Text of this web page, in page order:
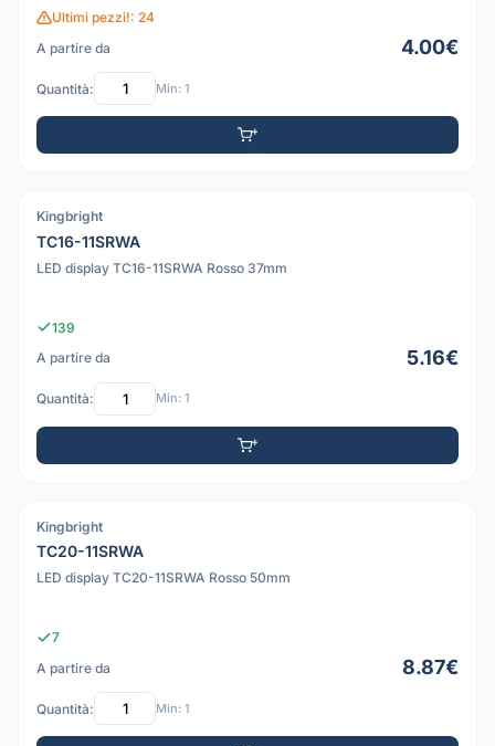
Ultimi pezzi!: 24
A partire da
4.00€
Quantità: Min: 1
PDF
Kingbright
TC16-11SRWA
LED display TC16-11SRWA Rosso 37mm
139
A partire da
5.16€
Quantità: Min: 1
PDF
Kingbright
TC20-11SRWA
LED display TC20-11SRWA Rosso 50mm
7
A partire da
8.87€
Quantità: Min: 1